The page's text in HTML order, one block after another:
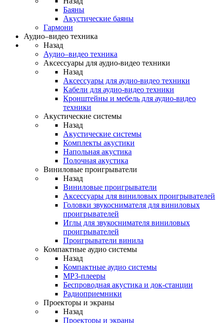
Баяны
Акустические баяны
Гармони
Аудио–видео техника
Назад
Аудио–видео техника
Аксессуары для аудио-видео техники
Назад
Аксессуары для аудио-видео техники
Кабели для аудио-видео техники
Кронштейны и мебель для аудио-видео
техники
Акустические системы
Назад
Акустические системы
Комплекты акустики
Напольная акустика
Полочная акустика
Виниловые проигрыватели
Назад
Виниловые проигрыватели
Аксессуары для виниловых проигрывателей
Головки звукоснимателя для виниловых
проигрывателей
Иглы для звукоснимателя виниловых
проигрывателей
Проигрыватели винила
Компактные аудио системы
Назад
Компактные аудио системы
MP3-плееры
Беспроводная акустика и док-станции
Радиоприемники
Проекторы и экраны
Назад
Проекторы и экраны